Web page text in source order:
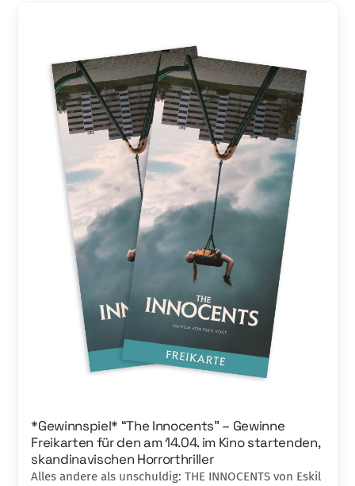
*Gewinnspiel* “The Innocents” – Gewinne
Freikarten für den am 14.04. im Kino startenden,
skandinavischen Horrorthriller
Alles andere als unschuldig: THE INNOCENTS von Eskil